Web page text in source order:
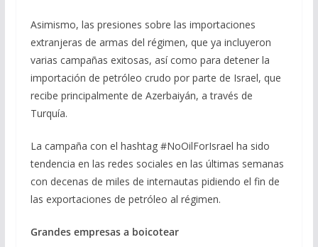
Asimismo, las presiones sobre las importaciones
extranjeras de armas del régimen, que ya incluyeron
varias campañas exitosas, así como para detener la
importación de petróleo crudo por parte de Israel, que
recibe principalmente de Azerbaiyán, a través de
Turquía.
La campaña con el hashtag #NoOilForIsrael ha sido
tendencia en las redes sociales en las últimas semanas
con decenas de miles de internautas pidiendo el fin de
las exportaciones de petróleo al régimen.
Grandes empresas a boicotear